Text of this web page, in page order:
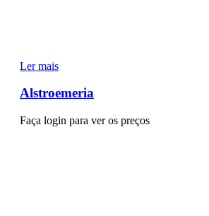
Ler mais
Alstroemeria
Faça login para ver os preços